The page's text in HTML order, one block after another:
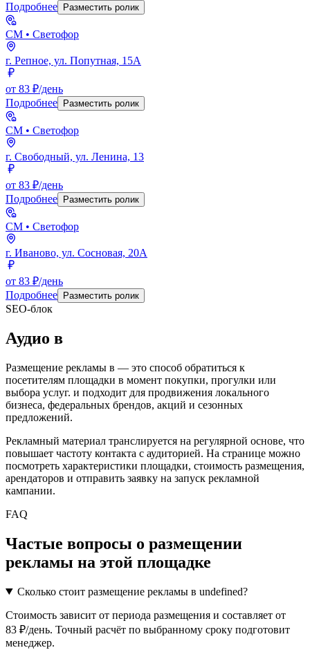
Подробнее
Разместить ролик
СМ • Светофор
г. Репное, ул. Попутная, 15А
от 83 ₽/день
Подробнее
Разместить ролик
СМ • Светофор
г. Свободный, ул. Ленина, 13
от 83 ₽/день
Подробнее
Разместить ролик
СМ • Светофор
г. Иваново, ул. Сосновая, 20А
от 83 ₽/день
Подробнее
Разместить ролик
SEO-блок
Аудио в
Размещение рекламы в — это способ обратиться к
посетителям площадки в момент покупки, прогулки или
выбора услуг. и подходит для продвижения локального
бизнеса, федеральных брендов, акций и сезонных
предложений.
Рекламный материал транслируется на регулярной основе, что
повышает частоту контакта с аудиторией. На странице можно
посмотреть характеристики площадки, стоимость размещения,
арендаторов и отправить заявку на запуск рекламной
кампании.
FAQ
Частые вопросы о размещении
рекламы на этой площадке
Сколько стоит размещение рекламы в undefined?
Стоимость зависит от периода размещения и составляет от
83 ₽/день. Точный расчёт по выбранному сроку подготовит
менеджер.